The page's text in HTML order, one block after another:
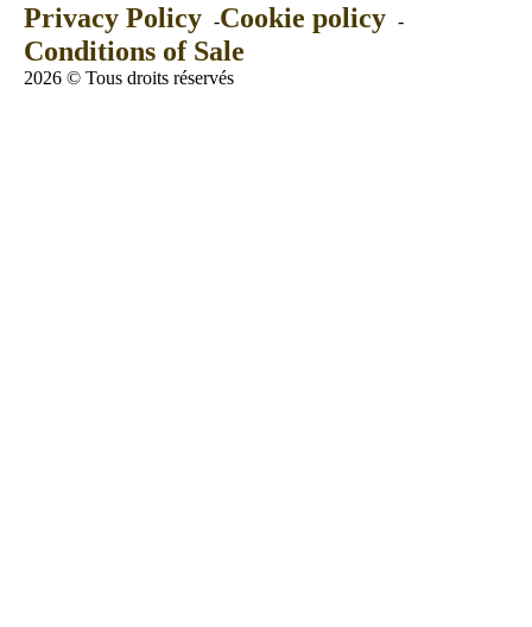
Privacy Policy
Cookie policy
Conditions of Sale
2026 © Tous droits réservés